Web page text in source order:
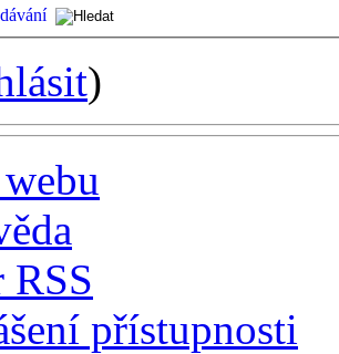
)
RSS
přístupnosti